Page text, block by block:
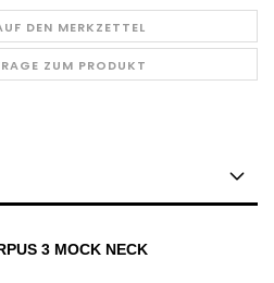
DEN MERKZETTEL
ZUM PRODUKT
3 MOCK NECK